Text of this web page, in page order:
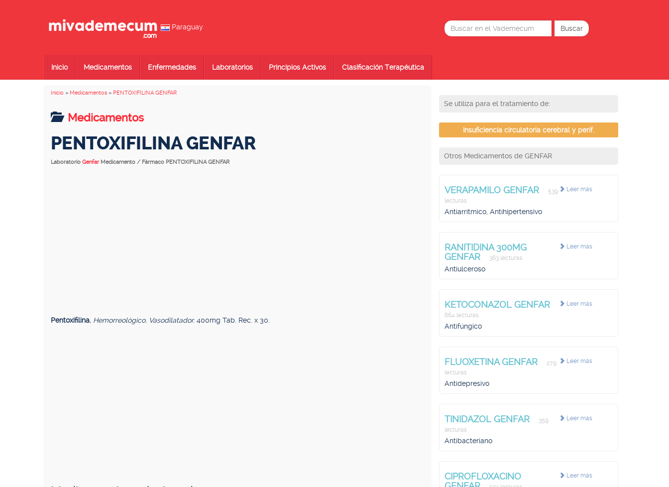
Paraguay
Inicio Medicamentos Enfermedades Laboratorios Principios Activos Clasificación Terapéutica
Inicio » Medicamentos » PENTOXIFILINA GENFAR
Medicamentos
PENTOXIFILINA GENFAR
Laboratorio Genfar Medicamento / Fármaco PENTOXIFILINA GENFAR
Pentoxifilina. Hemorreológico. Vasodilatador. 400mg Tab. Rec. x 30.
Se utiliza para el tratamiento de:
Insuficiencia circulatoria cerebral y perif.
Otros Medicamentos de GENFAR
Leer más
VERAPAMILO GENFAR
539
lecturas
Antiarrítmico, Antihipertensivo
Leer más
RANITIDINA 300MG
GENFAR
363 lecturas
Antiulceroso
Leer más
KETOCONAZOL GENFAR
664 lecturas
Antifúngico
Leer más
FLUOXETINA GENFAR
279
lecturas
Antidepresivo
Leer más
TINIDAZOL GENFAR
359
lecturas
Antibacteriano
Leer más
CIPROFLOXACINO